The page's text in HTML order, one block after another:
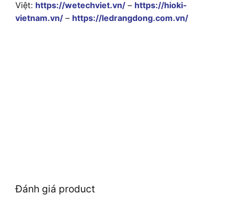
Việt: https://wetechviet.vn/ – https://hioki-
vietnam.vn/ – https://ledrangdong.com.vn/
Đánh giá product